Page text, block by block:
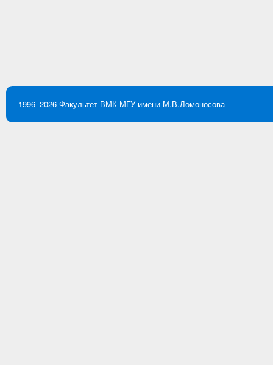
1996–2026 Факультет ВМК МГУ имени М.В.Ломоносова